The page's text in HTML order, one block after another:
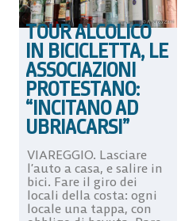
TOUR ALCOLICO
IN BICICLETTA, LE
ASSOCIAZIONI
PROTESTANO:
“INCITANO AD
UBRIACARSI”
VIAREGGIO. Lasciare
l’auto a casa, e salire in
bici. Fare il giro dei
locali della costa: ogni
locale una tappa, con